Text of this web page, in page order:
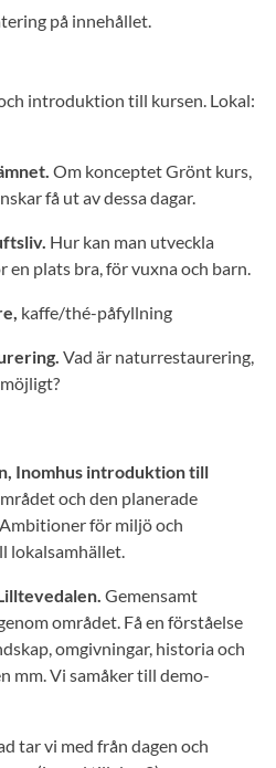
på innehållet.
introduktion till kursen. Lokal:
Om konceptet Grönt kurs,
få ut av dessa dagar.
Hur kan man utveckla
en plats bra, för vuxna och barn.
kaffe/thé-påfyllning
Vad är naturrestaurering,
Inomhus introduktion till
och den planerade
för miljö och
lokalsamhället.
Gemensamt
området. Få en förståelse
omgivningar, historia och
mm. Vi samåker till demo-
tar vi med från dagen och